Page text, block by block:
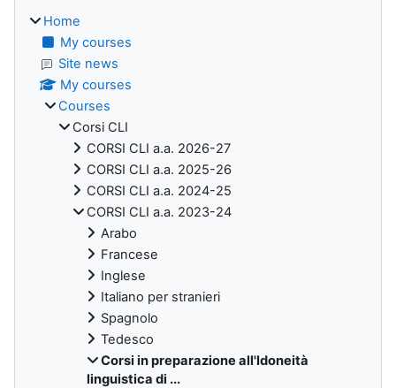
Home
My courses
Site news
My courses
Courses
Corsi CLI
CORSI CLI a.a. 2026-27
CORSI CLI a.a. 2025-26
CORSI CLI a.a. 2024-25
CORSI CLI a.a. 2023-24
Arabo
Francese
Inglese
Italiano per stranieri
Spagnolo
Tedesco
Corsi in preparazione all'Idoneità
linguistica di ...